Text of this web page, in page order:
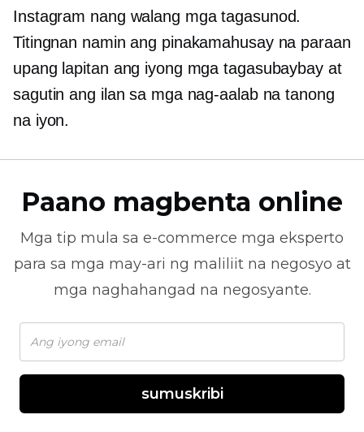
Instagram nang walang mga tagasunod.
Titingnan namin ang pinakamahusay na paraan
upang lapitan ang iyong mga tagasubaybay at
sagutin ang ilan sa mga nag-aalab na tanong
na iyon.
Paano magbenta online
Mga tip mula sa e-commerce mga eksperto
para sa mga may-ari ng maliliit na negosyo at
mga naghahangad na negosyante.
sumuskribi